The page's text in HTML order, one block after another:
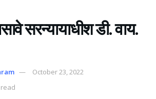
सरन्यायाधीश डी. वाय.
October 23, 2022